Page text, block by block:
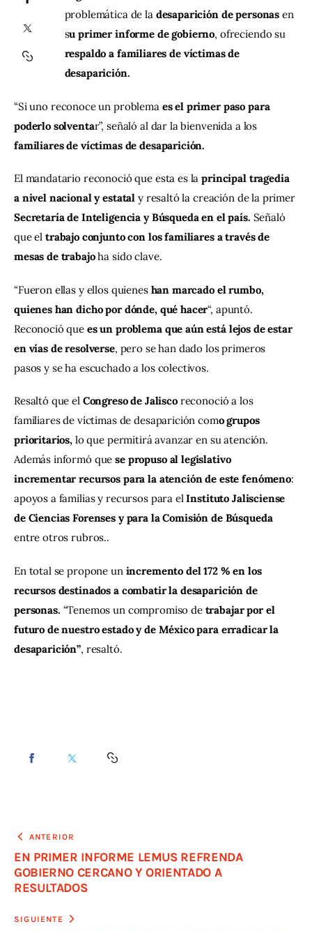
Contacto
problemática de la desaparición de personas en
su primer informe de gobierno, ofreciendo su
respaldo a familiares de víctimas de
desaparición.
“Si uno reconoce un problema es el primer paso para
poderlo solventar”, señaló al dar la bienvenida a los
familiares de víctimas de desaparición.
El mandatario reconoció que esta es la principal tragedia
a nivel nacional y estatal y resaltó la creación de la primer
Secretaría de Inteligencia y Búsqueda en el país. Señaló
que el trabajo conjunto con los familiares a través de
mesas de trabajo ha sido clave.
“Fueron ellas y ellos quienes han marcado el rumbo,
quienes han dicho por dónde, qué hacer“, apuntó.
Reconoció que es un problema que aún está lejos de estar
en vías de resolverse, pero se han dado los primeros
pasos y se ha escuchado a los colectivos.
Resaltó que el Congreso de Jalisco reconoció a los
familiares de víctimas de desaparición como grupos
prioritarios, lo que permitirá avanzar en su atención.
Además informó que se propuso al legislativo
incrementar recursos para la atención de este fenómeno:
apoyos a familias y recursos para el Instituto Jalisciense
de Ciencias Forenses y para la Comisión de Búsqueda
entre otros rubros..
En total se propone un incremento del 172 % en los
recursos destinados a combatir la desaparición de
personas. “Tenemos un compromiso de trabajar por el
futuro de nuestro estado y de México para erradicar la
desaparición”, resaltó.
ANTERIOR
EN PRIMER INFORME LEMUS REFRENDA
GOBIERNO CERCANO Y ORIENTADO A
RESULTADOS
SIGUIENTE